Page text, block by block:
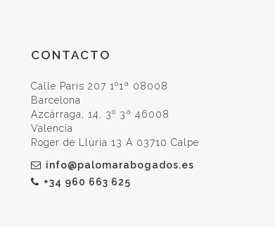
CONTACTO
Calle Paris 207 1º1ª 08008
Barcelona
Azcárraga, 14, 3º 3ª 46008
Valencia
Roger de Llúria 13 A 03710 Calpe
info@palomarabogados.es
+34 960 663 625